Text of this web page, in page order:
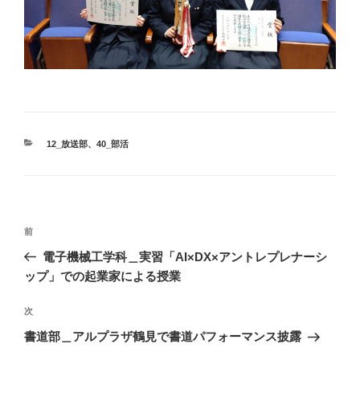
カ
12_放送部、 40_部活
投
ナ
ゲ
ー
前
の
投
前
電子機械工学科＿実習「AI×DX×アントレプレナーシ
ップ」での起業家による授業
次
の
次
書道部＿アルプラザ鶴見で書道パフォーマンス披露